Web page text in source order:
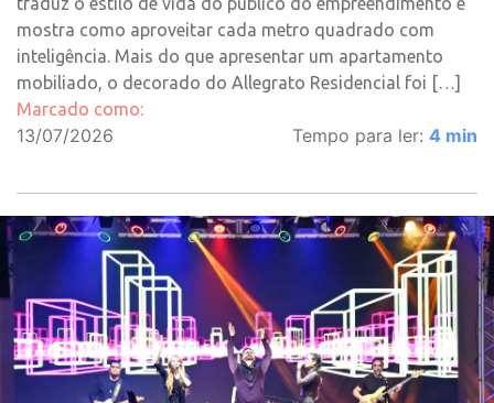
mostra como aproveitar cada metro quadrado com
inteligência. Mais do que apresentar um apartamento
mobiliado, o decorado do Allegrato Residencial foi […]
Marcado como:
13/07/2026 Tempo para ler: 4 min